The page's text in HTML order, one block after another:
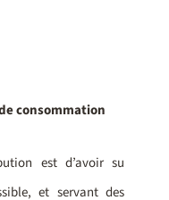
consommation
est d’avoir su
et servant des